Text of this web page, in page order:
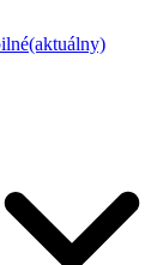
(aktuálny)